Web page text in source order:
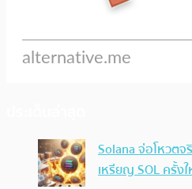
Solana จ่อโหวต
เหรียญ SOL ครั้ง